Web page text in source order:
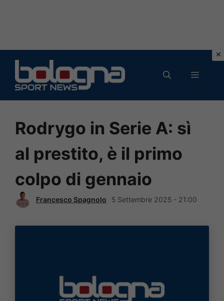
contenuto
MENU
Rodrygo in Serie A: sì
al prestito, è il primo
colpo di gennaio
Francesco Spagnolo 5 Settembre 2025 - 21:00